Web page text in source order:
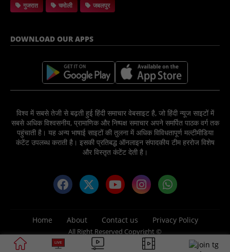
गुजरात
चमोली जबलपुर
DOWNLOAD OUR APPS
विश्व में सबसे तेजी से बढ़ती हुई हिंदी समाचार वेबसाइट है, जो हिंदी न्यूज साइटों में
सबसे अधिक विश्वसनीय, प्रामाणिक और निष्पक्ष समाचार अपने समर्पित पाठक वर्ग तक
पहुंचाती है। यह अन्य भाषाई साइटों की तुलना में अधिक विविधतापूर्ण मल्टीमीडिया
कंटेंट उपलब्ध कराती है। इसकी प्रतिबद्ध ऑनलाइन संपादकीय टीम हररोज विशेष
और विस्तृत कंटेंट देती है।
Home About Contact us Privacy Policy
All Right Reserved Copyright ©
2025 News Nation 81 Media Group